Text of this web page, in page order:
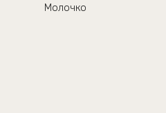
Молочко